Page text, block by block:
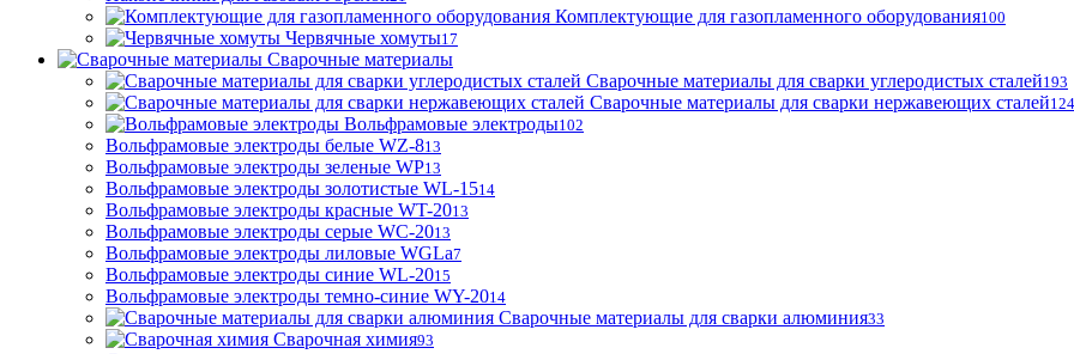
Комплектующие для газопламенного оборудования100
Червячные хомуты17
Сварочные материалы
Сварочные материалы для сварки углеродистых сталей193
Сварочные материалы для сварки нержавеющих сталей124
Вольфрамовые электроды102
Вольфрамовые электроды белые WZ-813
Вольфрамовые электроды зеленые WP13
Вольфрамовые электроды золотистые WL-1514
Вольфрамовые электроды красные WT-2013
Вольфрамовые электроды серые WC-2013
Вольфрамовые электроды лиловые WGLa7
Вольфрамовые электроды синие WL-2015
Вольфрамовые электроды темно-синие WY-2014
Сварочные материалы для сварки алюминия33
Сварочная химия93